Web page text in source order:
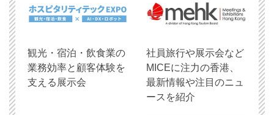
観光・宿泊・飲食業の
業務効率と顧客体験を
支える展示会
社員旅行や展示会など
MICEに注力の香港、
最新情報や注目のニュ
ースを紹介